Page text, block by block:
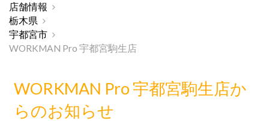
店舗情報
栃木県
宇都宮市
WORKMAN Pro 宇都宮駒生店
WORKMAN Pro 宇都宮駒生店か
らのお知らせ